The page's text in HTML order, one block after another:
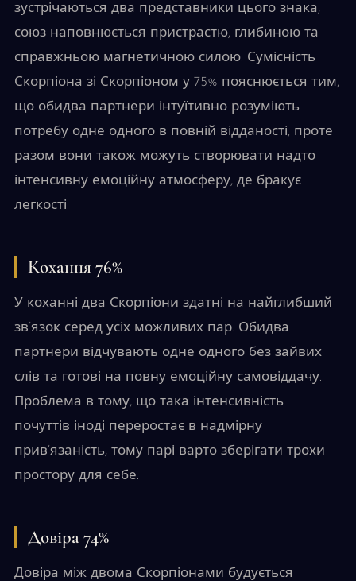
зустрічаються два представники цього знака,
союз наповнюється пристрастю, глибиною та
справжньою магнетичною силою. Сумісність
Скорпіона зі Скорпіоном у 75% пояснюється тим,
що обидва партнери інтуїтивно розуміють
потребу одне одного в повній відданості, проте
разом вони також можуть створювати надто
інтенсивну емоційну атмосферу, де бракує
легкості.
Кохання 76%
У коханні два Скорпіони здатні на найглибший
зв’язок серед усіх можливих пар. Обидва
партнери відчувають одне одного без зайвих
слів та готові на повну емоційну самовіддачу.
Проблема в тому, що така інтенсивність
почуттів іноді переростає в надмірну
прив’язаність, тому парі варто зберігати трохи
простору для себе.
Довіра 74%
Довіра між двома Скорпіонами будується